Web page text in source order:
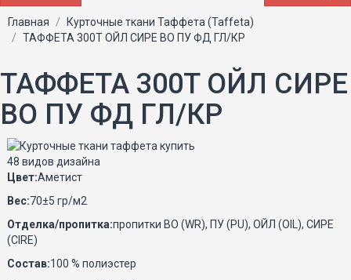
Главная
Курточные ткани Таффета (Taffeta)
ТАФФЕТА 300T OЙЛ СИРЕ ВО ПУ ФД ГЛ/КР
ТАФФЕТА 300T OЙЛ СИРЕ
ВО ПУ ФД ГЛ/КР
48 видов дизайна
Цвет:Аметист
Вес:70±5 гр/м2
Отделка/пропитка:пропитки ВО (WR), ПУ (PU), ОЙЛ (OIL), СИРЕ
(CIRE)
Состав:100 % полиэстер